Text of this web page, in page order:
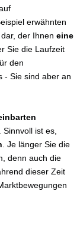
erwähnten
der Ihnen eine
Sie die Laufzeit
den
- Sie sind aber an
ist es,
. Je länger Sie die
denn auch die
dieser Zeit